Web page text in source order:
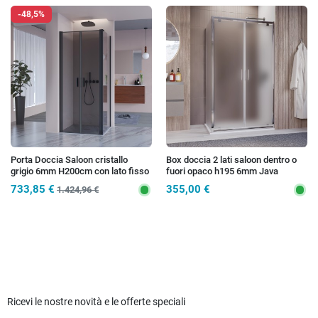
-48,5%
Porta Doccia Saloon cristallo
grigio 6mm H200cm con lato fisso
733,85 € 1.424,96 €
Box doccia 2 lati saloon dentro o
fuori opaco h195 6mm Java
355,00 €
Ricevi le nostre novità e le offerte speciali